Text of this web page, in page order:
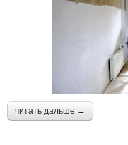
читать дальше →